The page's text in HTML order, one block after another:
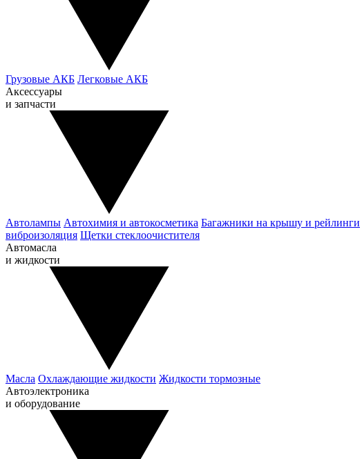
Грузовые АКБ Легковые АКБ
Аксессуары
и запчасти
Автолампы Автохимия и автокосметика Багажники на крышу и рейлинги
виброизоляция Щетки стеклоочистителя
Автомасла
и жидкости
Масла Охлаждающие жидкости Жидкости тормозные
Автоэлектроника
и оборудование